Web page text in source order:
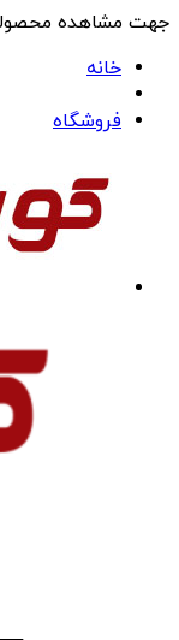
جهت مشاهده
خانه
فروشگاه